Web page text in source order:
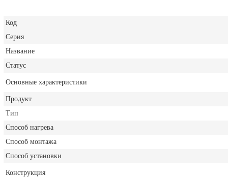
Код
Серия
Название
Статус
Основные характеристики
Продукт
Тип
Способ нагрева
Способ монтажа
Способ установки
Конструкция